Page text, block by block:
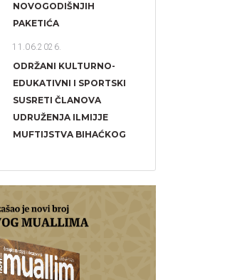
NOVOGODIŠNJIH
PAKETIĆA
11.06.2026.
ODRŽANI KULTURNO-
EDUKATIVNI I SPORTSKI
SUSRETI ČLANOVA
UDRUŽENJA ILMIJJE
MUFTIJSTVA BIHAĆKOG